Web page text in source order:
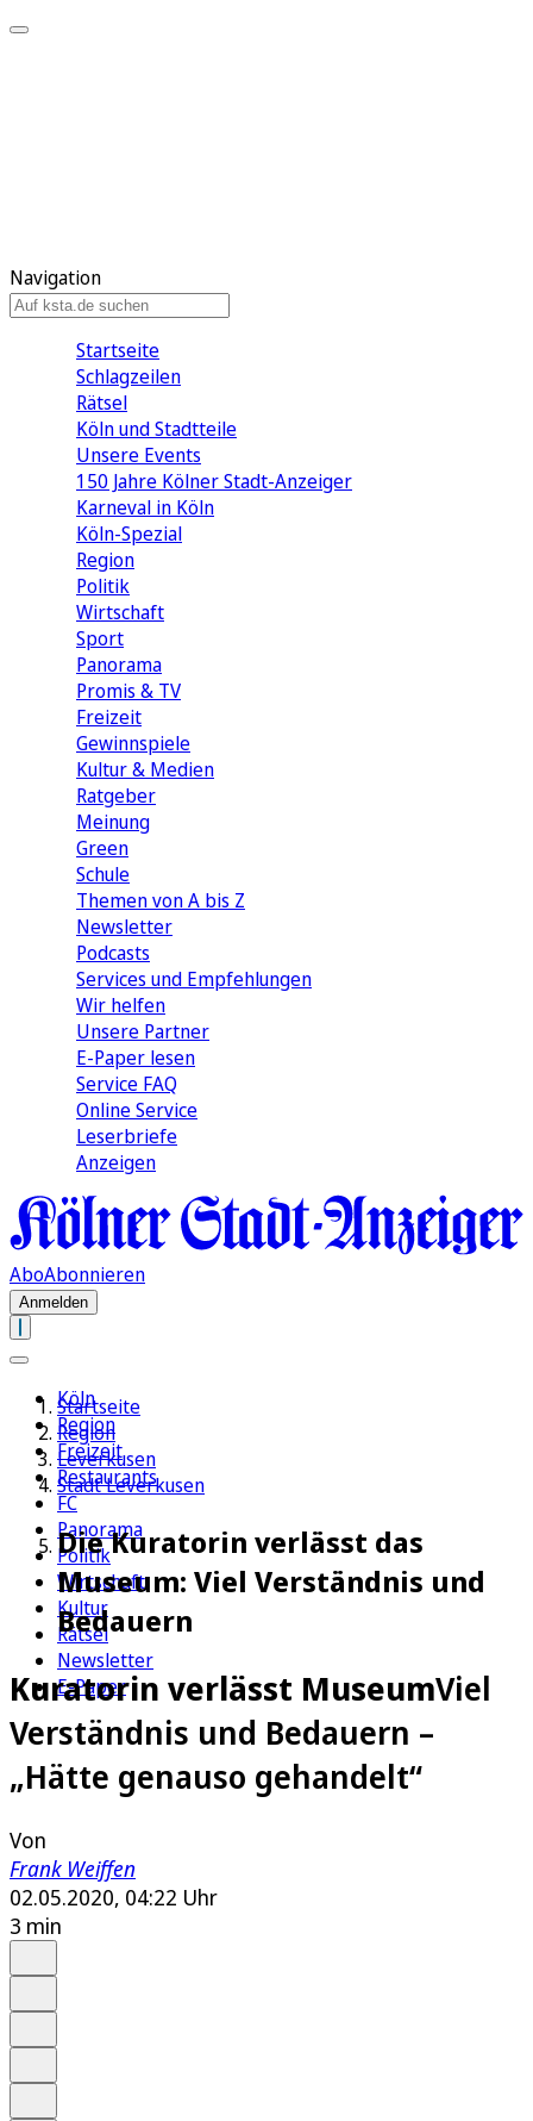
Navigation
Startseite
Schlagzeilen
Rätsel
Köln und Stadtteile
Unsere Events
150 Jahre Kölner Stadt-Anzeiger
Karneval in Köln
Köln-Spezial
Region
Politik
Wirtschaft
Sport
Panorama
Promis & TV
Freizeit
Gewinnspiele
Kultur & Medien
Ratgeber
Meinung
Green
Schule
Themen von A bis Z
Newsletter
Podcasts
Services und Empfehlungen
Wir helfen
Unsere Partner
E-Paper lesen
Service FAQ
Online Service
Leserbriefe
Anzeigen
AboAbonnieren
Anmelden
Köln
Region
Freizeit
Restaurants
FC
Panorama
Politik
Wirtschaft
Kultur
Rätsel
Newsletter
E-Paper
Startseite
Region
Leverkusen
Stadt Leverkusen
Die Kuratorin verlässt das
Museum: Viel Verständnis und
Bedauern
Kuratorin verlässt MuseumViel
Verständnis und Bedauern –
„Hätte genauso gehandelt“
Von
Frank Weiffen
02.05.2020, 04:22 Uhr
3 min